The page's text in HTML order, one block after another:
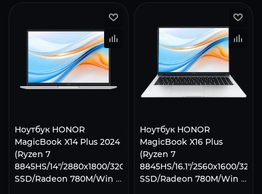
Ноутбук HONOR
MagicBook X14 Plus 2024
(Ryzen 7
8845HS/14"/2880x1800/32Gb/2Tb
SSD/Radeon 780M/Win 11
Ноутбук HONOR
MagicBook X16 Plus
(Ryzen 7
8845HS/16.1"/2560x1600/
SSD/Radeon 780M/Win 11